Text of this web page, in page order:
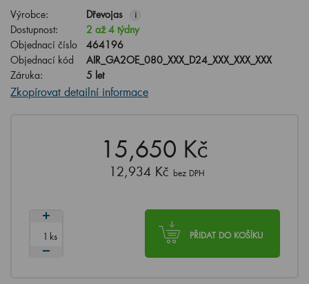
Výrobce: Dřevojas i
Dostupnost:
2 až 4 týdny
Objednací číslo
464196
Objednací kód
AIR_GA2OE_080_XXX_D24_XXX_XXX_XXX
Záruka:
5 let
Zkopírovat detailní informace
15,650 Kč
12,934 Kč bez DPH
PŘIDAT DO KOŠÍKU
ks